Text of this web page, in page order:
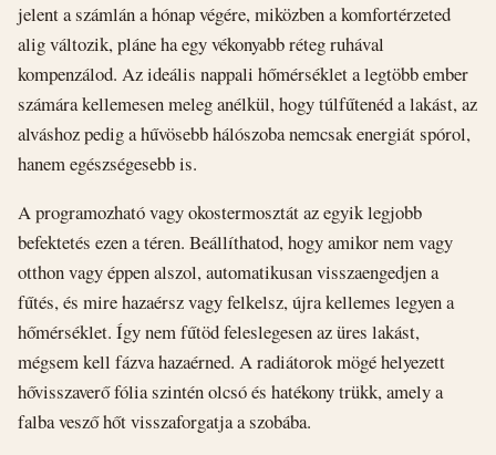
jelent a számlán a hónap végére, miközben a komfortérzeted
alig változik, pláne ha egy vékonyabb réteg ruhával
kompenzálod. Az ideális nappali hőmérséklet a legtöbb ember
számára kellemesen meleg anélkül, hogy túlfűtenéd a lakást, az
alváshoz pedig a hűvösebb hálószoba nemcsak energiát spórol,
hanem egészségesebb is.
A programozható vagy okostermosztát az egyik legjobb
befektetés ezen a téren. Beállíthatod, hogy amikor nem vagy
otthon vagy éppen alszol, automatikusan visszaengedjen a
fűtés, és mire hazaérsz vagy felkelsz, újra kellemes legyen a
hőmérséklet. Így nem fűtöd feleslegesen az üres lakást,
mégsem kell fázva hazaérned. A radiátorok mögé helyezett
hővisszaverő fólia szintén olcsó és hatékony trükk, amely a
falba vesző hőt visszaforgatja a szobába.